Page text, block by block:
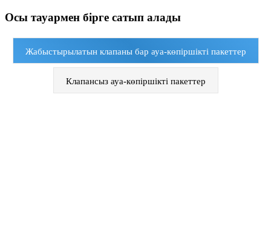
Осы тауармен бірге сатып алады
Жабыстырылатын клапаны бар ауа-көпіршікті пакеттер
Клапансыз ауа-көпіршікті пакеттер